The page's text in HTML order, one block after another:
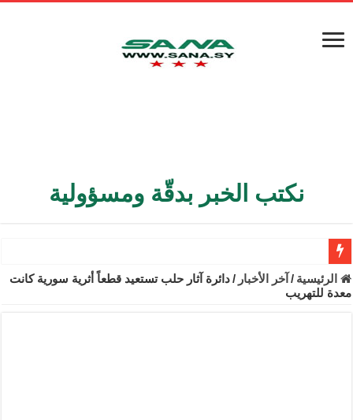
نكتب الخبر بدقّة ومسؤولية
الأمن الداخلي يعثر على مقبرة جماعية في ريف اللاذقية تضم 9 جثامين
الوزير الشيباني يبحث في باريس تعزيز الاستقرار في سوريا
الرئيسية / آخر الأخبار /دائرة آثار حلب تستعيد قطعاً أثرية سورية كانت
معدة للتهريب